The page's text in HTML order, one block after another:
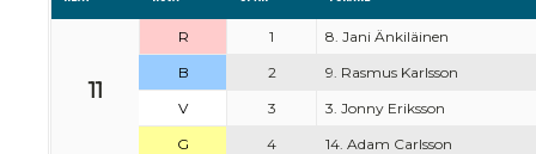
11
R 1
8. Jani Änkiläinen
B
2
9. Rasmus Karlsson
V
3
3. Jonny Eriksson
G
4
14. Adam Carlsson